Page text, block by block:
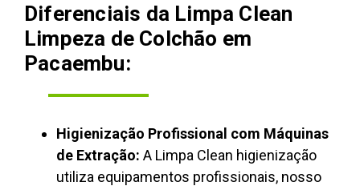
Diferenciais da Limpa Clean
Limpeza de Colchão em
Pacaembu:
Higienização Profissional com Máquinas
de Extração: A Limpa Clean higienização
utiliza equipamentos profissionais, nosso